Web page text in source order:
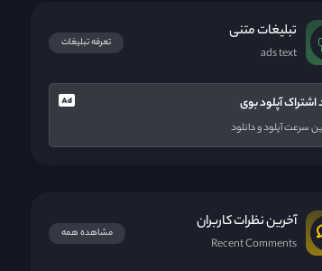
تبلیغات متنی
ads text
تعرفه تبلیغات
اشتراک آپلود بوی
سرعت آپلود و دانلود
آخرین نظرات کاربران
Recent Comments
مشاهده همه